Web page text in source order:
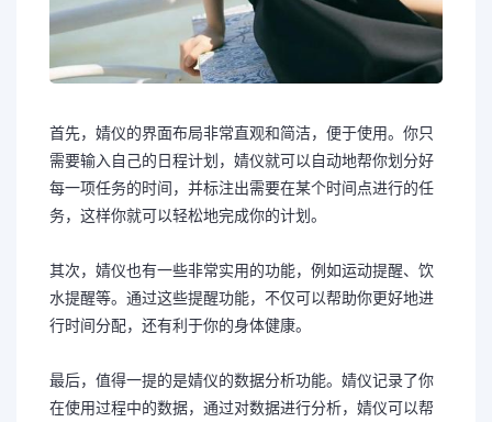
首先，婧仪的界面布局非常直观和简洁，便于使用。你只
需要输入自己的日程计划，婧仪就可以自动地帮你划分好
每一项任务的时间，并标注出需要在某个时间点进行的任
务，这样你就可以轻松地完成你的计划。
其次，婧仪也有一些非常实用的功能，例如运动提醒、饮
水提醒等。通过这些提醒功能，不仅可以帮助你更好地进
行时间分配，还有利于你的身体健康。
最后，值得一提的是婧仪的数据分析功能。婧仪记录了你
在使用过程中的数据，通过对数据进行分析，婧仪可以帮